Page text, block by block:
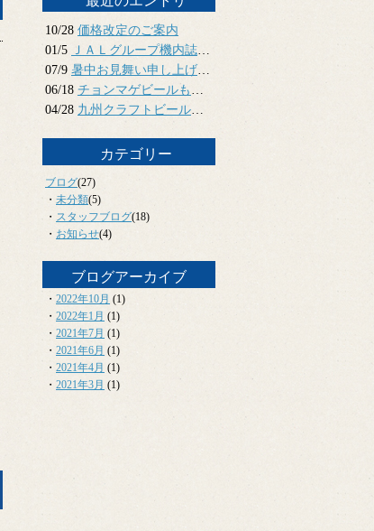
10/28 価格改定のご案内
01/5
ＪＡＬグループ機内誌で掲載されました
07/9 暑中お見舞い申し上げます
06/18 チョンマゲビールもおいしい季節。
04/28 九州クラフトビールウィーク2021
カテゴリー
ブログ(27)
・ 未分類(5)
・ スタッフブログ(18)
・ お知らせ(4)
ブログアーカイブ
・ 2022年10月 (1)
・ 2022年1月 (1)
・ 2021年7月 (1)
・ 2021年6月 (1)
・ 2021年4月 (1)
・ 2021年3月 (1)